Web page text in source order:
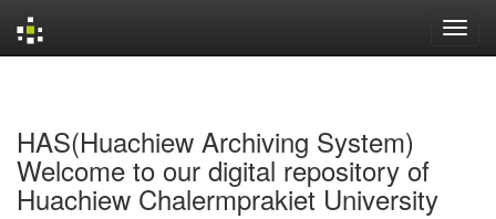
HAS(Huachiew Archiving System)
Welcome to our digital repository of
Huachiew Chalermprakiet University